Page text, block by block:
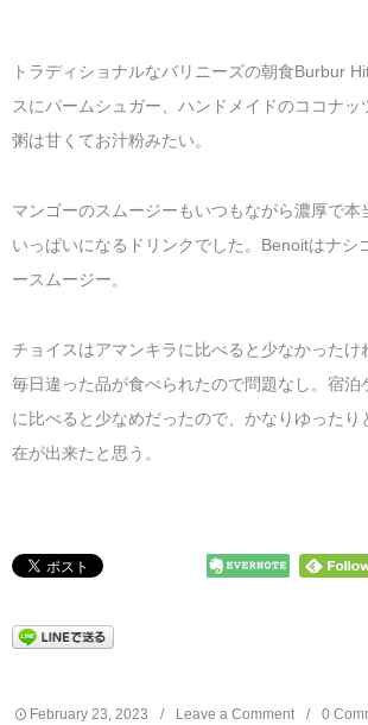
トラディショナルなバリニーズの朝食Burbur
スにパームシュガー、ハンドメイドのココナッ
粥は甘くてお汁粉みたい。
マンゴーのスムージーもいつもながら濃厚で本
いっぱいになるドリンクでした。Benoitはナシ
ースムージー。
チョイスはアマンキラに比べると少なかったけ
毎日違った品が食べられたので問題なし。宿泊
に比べると少なめだったので、かなりゆったり
在が出来たと思う。
February 23 2023 Leave a Comment 0